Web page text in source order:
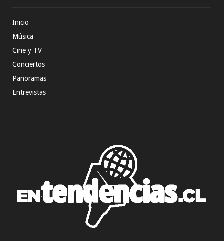
Inicio
Música
Cine y TV
Conciertos
Panoramas
Entrevistas